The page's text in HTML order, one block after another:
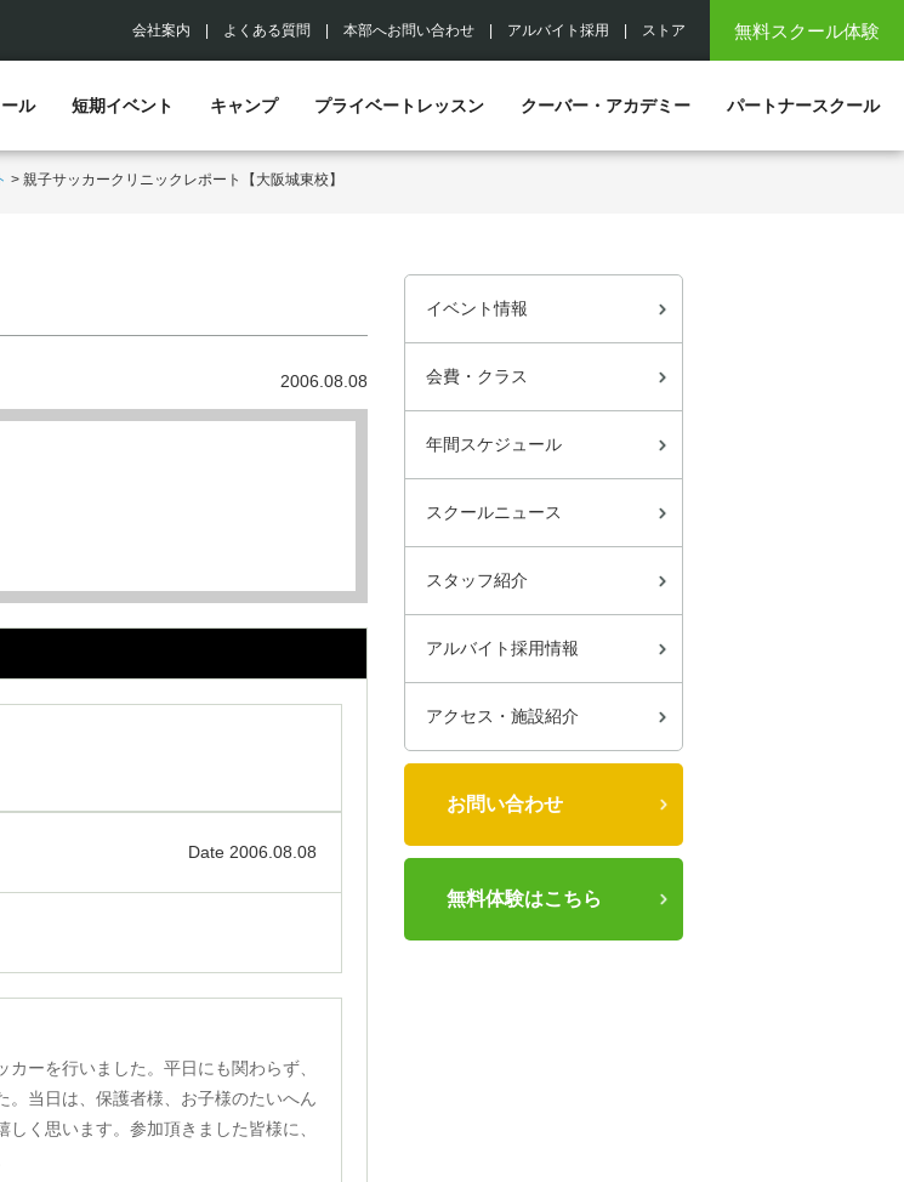
無料スクール体験
会社案内 よくある質問 本部へお問い合わせ アルバイト採用 ストア
ル 短期イベント キャンプ プライベートレッスン クーバー・アカデミー パートナースクール
> 親子サッカークリニックレポート【大阪城東校】
2006.08.08
Date 2006.08.08
ーを行いました。平日にも関わらず、
。当日は、保護者様、お子様のたいへん
く思います。参加頂きました皆様に、
イベント情報
会費・クラス
年間スケジュール
スクールニュース
スタッフ紹介
アルバイト採用情報
アクセス・施設紹介
お問い合わせ
無料体験はこちら